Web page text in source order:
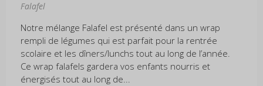
Falafel
Notre mélange Falafel est présenté dans un wrap
rempli de légumes qui est parfait pour la rentrée
scolaire et les dîners/lunchs tout au long de l’année.
Ce wrap falafels gardera vos enfants nourris et
énergisés tout au long de...